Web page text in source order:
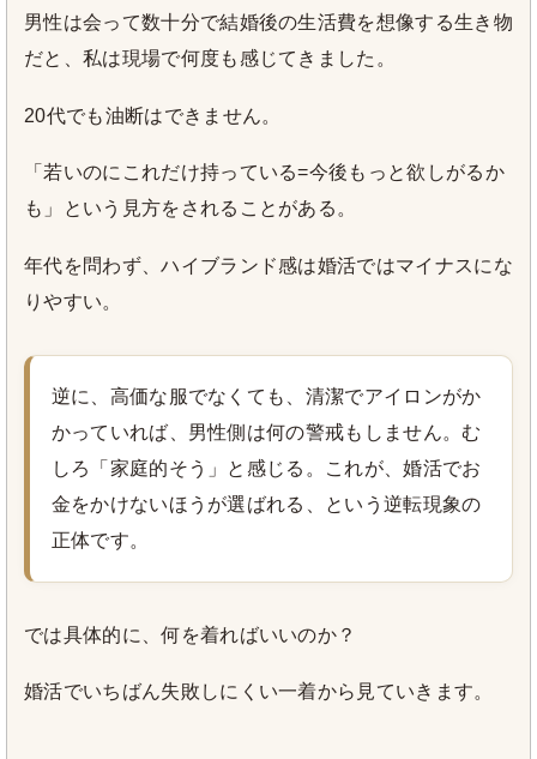
男性は会って数十分で結婚後の生活費を想像する生き物
だと、私は現場で何度も感じてきました。
20代でも油断はできません。
「若いのにこれだけ持っている=今後もっと欲しがるか
も」という見方をされることがある。
年代を問わず、ハイブランド感は婚活ではマイナスにな
りやすい。
逆に、高価な服でなくても、清潔でアイロンがか
かっていれば、男性側は何の警戒もしません。む
しろ「家庭的そう」と感じる。これが、婚活でお
金をかけないほうが選ばれる、という逆転現象の
正体です。
では具体的に、何を着ればいいのか？
婚活でいちばん失敗しにくい一着から見ていきます。